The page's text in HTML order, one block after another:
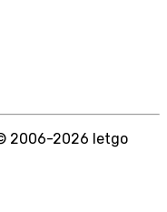
2006-2026 letgo